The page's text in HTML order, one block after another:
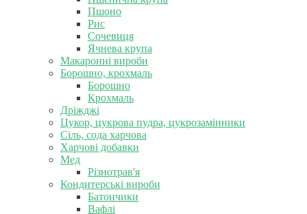
Пшоно
Рис
Сочевиця
Ячнева крупа
Макаронні вироби
Борошно, крохмаль
Борошно
Крохмаль
Дріжджі
Цукор, цукрова пудра, цукрозамінники
Сіль, сода харчова
Харчові добавки
Мед
Різнотрав'я
Кондитерські вироби
Батончики
Вафлі